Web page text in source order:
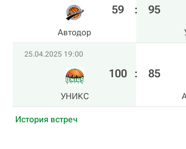
Автодор
59 : 95
25.04.2025 19:00
УНИКС
100 : 85
История встреч